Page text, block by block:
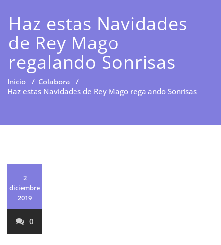
Haz estas Navidades
de Rey Mago
regalando Sonrisas
Inicio / Colabora /
Haz estas Navidades de Rey Mago regalando Sonrisas
2
diciembre
2019
0